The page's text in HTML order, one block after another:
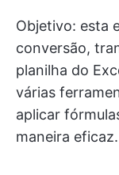
Objetivo: esta
conversão,
planilha do
várias
aplicar
maneira eficaz.